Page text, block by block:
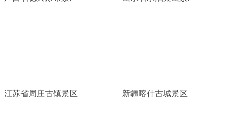
江苏省周庄古镇景区 新疆喀什古城景区